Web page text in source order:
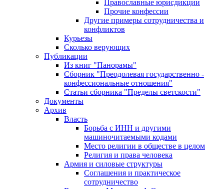
Православные юрисдикции
Прочие конфессии
Другие примеры сотрудничества и
конфликтов
Курьезы
Сколько верующих
Публикации
Из книг "Панорамы"
Сборник "Преодолевая государственно -
конфессиональные отношения"
Статьи сборника "Пределы светскости"
Документы
Архив
Власть
Борьба с ИНН и другими
машиночитаемыми кодами
Место религии в обществе в целом
Религия и права человека
Армия и силовые структуры
Соглашения и практическое
сотрудничество